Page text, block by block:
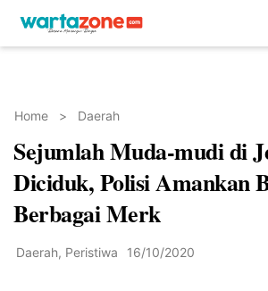
Netizen
Beranda
About Us
Contact Us
Hak Jawab
Kode Etik
Pedoman Media Siber
Redaksi
Home > Daerah
Sejumlah Muda-mudi di
Diciduk, Polisi Amankan
Berbagai Merk
Daerah, Peristiwa 16/10/2020